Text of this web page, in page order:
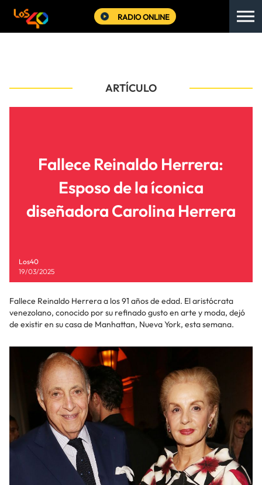
RADIO ONLINE
ARTÍCULO
Fallece Reinaldo Herrera:
Esposo de la íconica
diseñadora Carolina Herrera
Los40
19/03/2025
Fallece Reinaldo Herrera a los 91 años de edad. El aristócrata
venezolano, conocido por su refinado gusto en arte y moda, dejó
de existir en su casa de Manhattan, Nueva York, esta semana.